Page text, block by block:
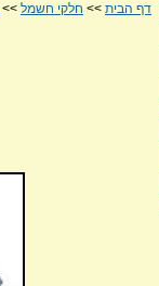
דף הבית >> חלקי חשמל >>